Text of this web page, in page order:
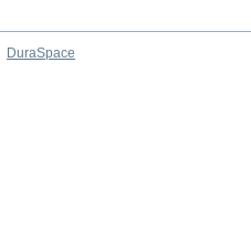
DuraSpace